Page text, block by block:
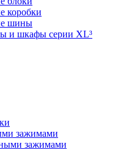
коробки
шины
и шкафы серии XL³
зажимами
зажимами